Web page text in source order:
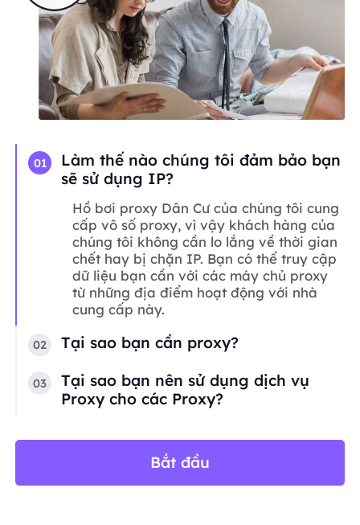
01
Làm thế nào chúng tôi đảm bảo bạn
sẽ sử dụng IP?
Hồ bơi proxy Dân Cư của chúng tôi cung
cấp vô số proxy, vì vậy khách hàng của
chúng tôi không cần lo lắng về thời gian
chết hay bị chặn IP. Bạn có thể truy cập
dữ liệu bạn cần với các máy chủ proxy
từ những địa điểm hoạt động với nhà
cung cấp này.
02 Tại sao bạn cần proxy?
03
Tại sao bạn nên sử dụng dịch vụ
Proxy cho các Proxy?
Bắt đầu